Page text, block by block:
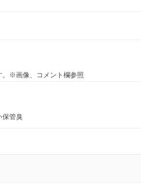
。※画像、コメント欄参照
保管臭